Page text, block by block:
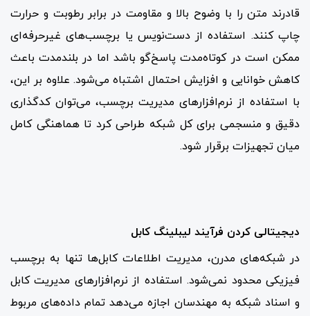
قادرند متن را با وضوح بالا و مقاومت در برابر رطوبت و حرارت
چاپ کنند. استفاده از دست‌نویس یا برچسب‌های غیرحرفه‌ای
ممکن است در کوتاه‌مدت پاسخ‌گو باشد اما در بلندمدت باعث
کاهش خوانایی و افزایش احتمال اشتباه می‌شود. علاوه بر این،
با استفاده از نرم‌افزارهای مدیریت برچسب، می‌توان کدگذاری
دقیق و منسجمی برای کل شبکه طراحی کرد تا هماهنگی کامل
میان تجهیزات برقرار شود.
دیجیتالی کردن فرآیند لیبلینگ کابل
در شبکه‌های مدرن، مدیریت اطلاعات کابل‌ها تنها به برچسب
فیزیکی محدود نمی‌شود. استفاده از نرم‌افزارهای مدیریت کابل
و اسناد شبکه به مهندسان اجازه می‌دهد تمام داده‌های مربوط